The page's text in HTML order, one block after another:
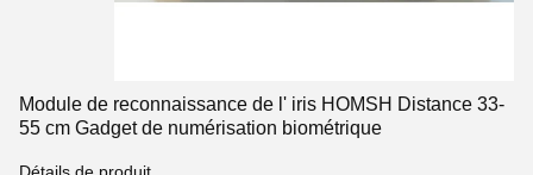
Module de reconnaissance de l' iris HOMSH Distance 33-
55 cm Gadget de numérisation biométrique